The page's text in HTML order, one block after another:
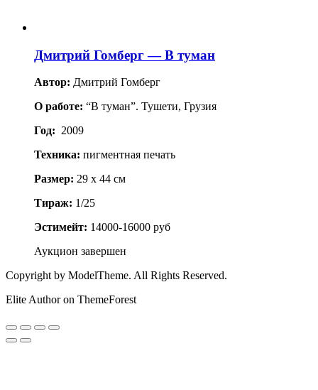
Дмитрий Гомберг — В туман
Автор: Дмитрий Гомберг
О работе: “В туман”. Тушети, Грузия
Год: 2009
Техника: пигментная печать
Размер: 29 x 44 см
Тираж: 1/25
Эстимейт: 14000-16000 руб
Аукцион завершен
Copyright by ModelTheme. All Rights Reserved.
Elite Author on ThemeForest